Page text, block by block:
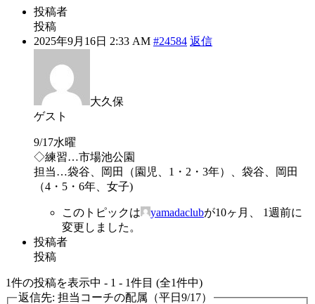
投稿者
投稿
2025年9月16日 2:33 AM #24584 返信
大久保
ゲスト
9/17水曜
◇練習…市場池公園
担当…袋谷、岡田（園児、1・2・3年）、袋谷、岡田
（4・5・6年、女子)
このトピックは yamadaclubが10ヶ月、 1週前に
変更しました。
投稿者
投稿
1件の投稿を表示中 - 1 - 1件目 (全1件中)
返信先: 担当コーチの配属（平日9/17）